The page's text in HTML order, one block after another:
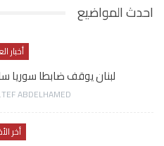
احدث المواضيع
أخبار
لبنان يوقف ضابطا سوريا
أخر